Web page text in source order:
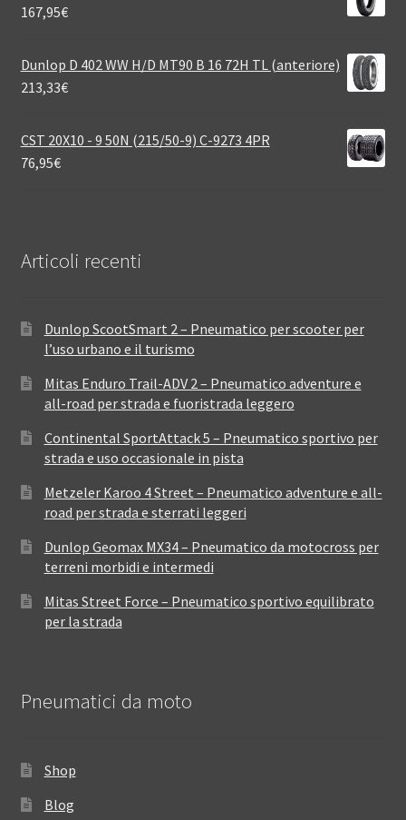
167,95€
Dunlop D 402 WW H/D MT90 B 16 72H TL (anteriore)
213,33€
CST 20X10 - 9 50N (215/50-9) C-9273 4PR
76,95€
Articoli recenti
Dunlop ScootSmart 2 – Pneumatico per scooter per
l’uso urbano e il turismo
Mitas Enduro Trail-ADV 2 – Pneumatico adventure e
all-road per strada e fuoristrada leggero
Continental SportAttack 5 – Pneumatico sportivo per
strada e uso occasionale in pista
Metzeler Karoo 4 Street – Pneumatico adventure e all-
road per strada e sterrati leggeri
Dunlop Geomax MX34 – Pneumatico da motocross per
terreni morbidi e intermedi
Mitas Street Force – Pneumatico sportivo equilibrato
per la strada
Pneumatici da moto
Shop
Blog